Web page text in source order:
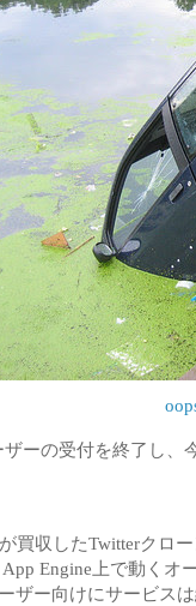
ーの受付を終了し、
買収したTwitterクロ
App Engine上で動くオ
ザー向けにサービス